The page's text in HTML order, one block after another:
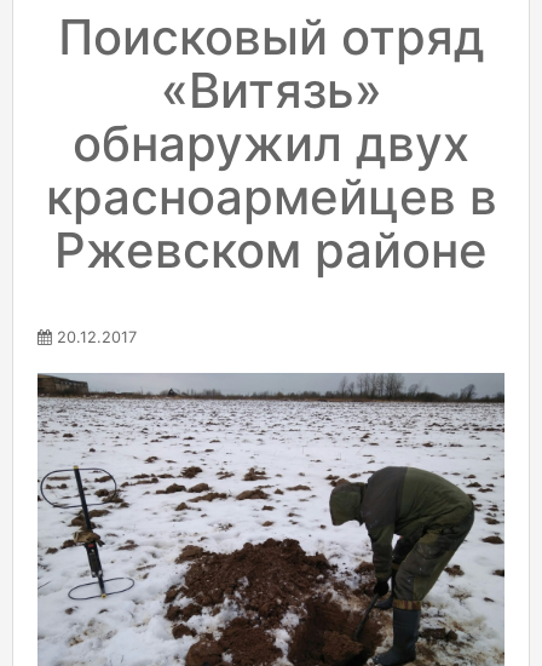
Поисковый отряд
«Витязь»
обнаружил двух
красноармейцев в
Ржевском районе
20.12.2017